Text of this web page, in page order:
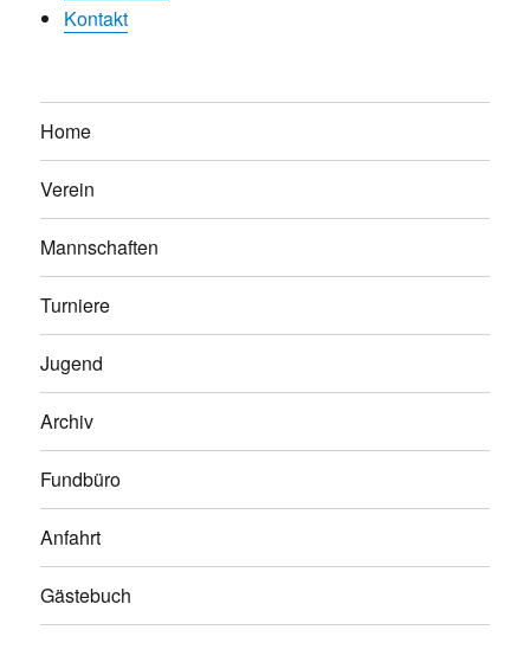
Kontakt
Home
Verein
Mannschaften
Turniere
Jugend
Archiv
Fundbüro
Anfahrt
Gästebuch